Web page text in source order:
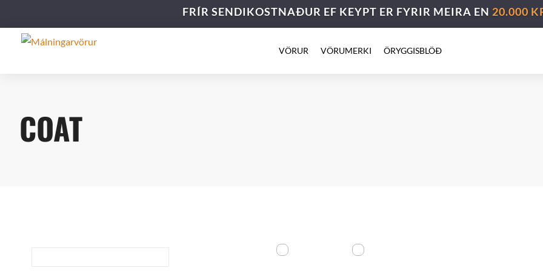
FRÍR SENDIKOSTNAÐUR EF KEYPT ER FYRIR MEIRA EN 20.000
VÖRUR VÖRUMERKI ÖRYGGISBLÖÐ
COAT